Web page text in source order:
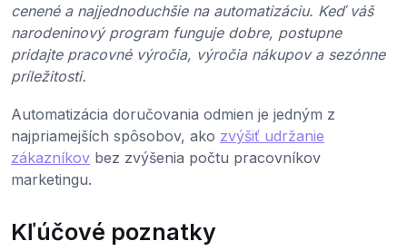
cenené a najjednoduchšie na automatizáciu. Keď váš
narodeninový program funguje dobre, postupne
pridajte pracovné výročia, výročia nákupov a sezónne
príležitosti.
Automatizácia doručovania odmien je jedným z
najpriamejších spôsobov, ako zvýšiť udržanie
zákazníkov bez zvýšenia počtu pracovníkov
marketingu.
Kľúčové poznatky